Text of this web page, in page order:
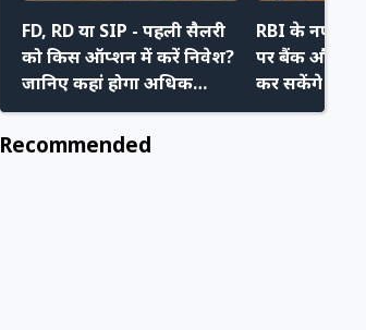
FD, RD या SIP - पहली सैलरी
को किस ऑप्शन में करें निवेश?
जानिए कहां होगा अधिक
फायदा
RBI के नए
पर बैंक और
कर सकेंगे
अपने नए
Recommended